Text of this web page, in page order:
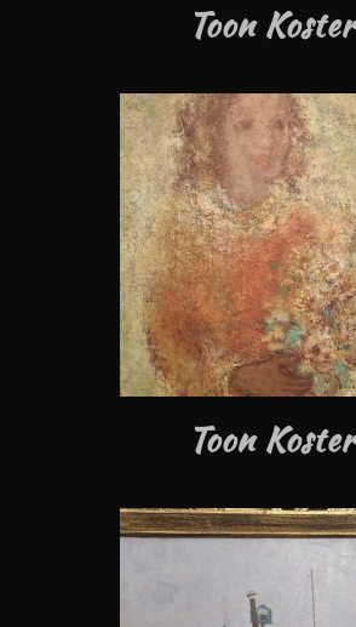
Toon Koster
Toon Koster